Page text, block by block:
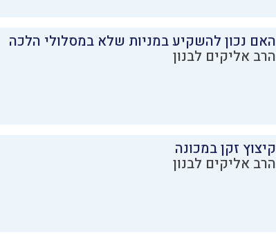
האם נכון להשקיע במניות שלא במסלולי הלכה
הרב אליקים לבנון
קיצוץ זקן במכונה
הרב אליקים לבנון